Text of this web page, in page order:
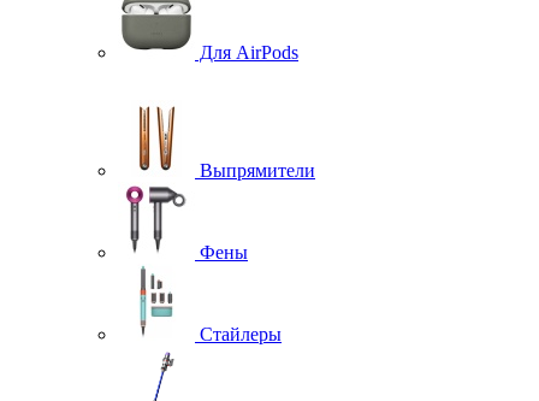
Для AirPods
Выпрямители
Фены
Стайлеры